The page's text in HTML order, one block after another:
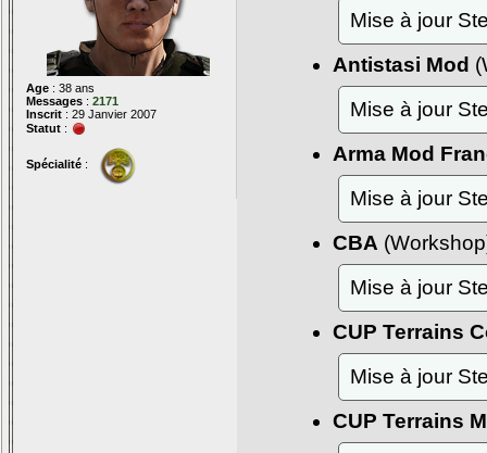
Age : 38 ans
Messages : 2171
Inscrit : 29 Janvier 2007
Statut :
Spécialité :
Mise à jour
Antistasi Mod
Mise à jour
Arma Mod
Mise à jour
CBA
Mise à jour
CUP Terrains
Mise à jour
CUP Terrains